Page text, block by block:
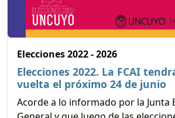
Elecciones 2022 - 2026
Elecciones 2022. La FCAI
vuelta el próximo 24 de junio
Acorde a lo informado por la Junta